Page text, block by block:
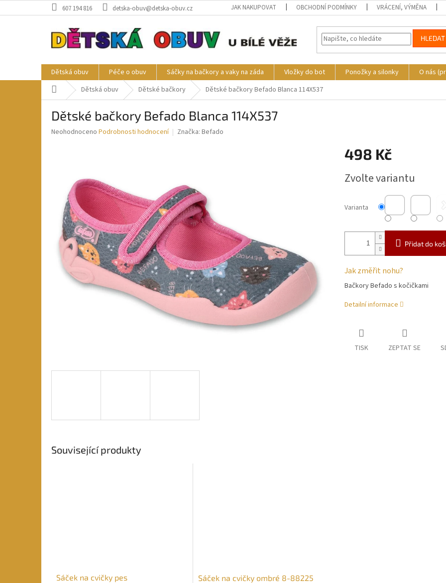
na
607 194 816 detska-obuv@detska-obuv.cz JAK NAKUPOVAT OBCHODNÍ PODMÍNKY VRÁCENÍ, VÝMĚNA
HLEDAT
Dětská obuv Péče o obuv Sáčky na bačkory a vaky na záda Vložky do bot Ponožky a silonky O nás
Domů Dětská obuv Dětské bačkory Dětské bačkory Befado Blanca 114X537
Dětské bačkory Befado Blanca 114X537
Průměrné
hvězdiček.
Neohodnoceno Podrobnosti hodnocení Značka: Befado
498 Kč
cena:
Zvolte variantu
Varianta
Přidat do
Jak změřit nohu?
Bačkory Befado s kočičkami
Detailní informace
TISK ZEPTAT SE
Související produkty
Sáček na cvičky pes Sáček na cvičky ombré 8-88225